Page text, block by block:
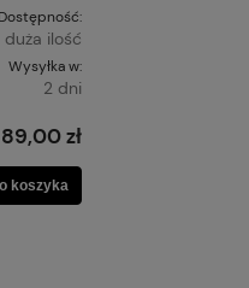
Dostępność:
duża ilość
Wysyłka w:
2 dni
89,00 zł
koszyka